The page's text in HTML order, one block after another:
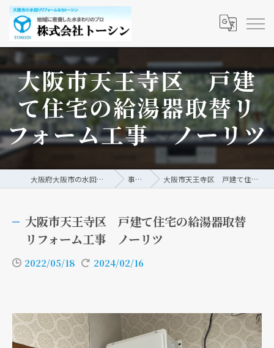
大阪市天王寺区 戸建
て住宅の給湯器取替リ
フォーム工事 ノーリツ
大阪府大阪市の水回りリフォームなら株式会社トーシン 事例/ブログ 大阪市天王寺区 戸建て住宅の給湯器取替リフォーム工事 ノーリツ
大阪市天王寺区 戸建て住宅の給湯器取替
リフォーム工事 ノーリツ
2022/05/18 2024/02/16